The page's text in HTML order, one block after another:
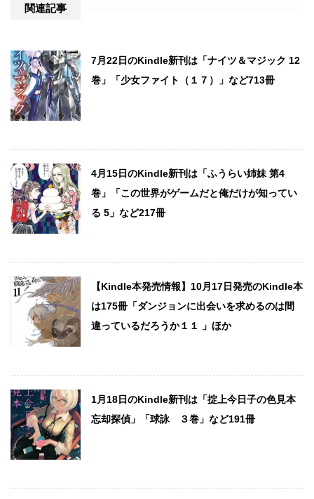
関連記事
7月22日のKindle新刊は「ナイツ＆マジック 12
巻」「少女ファイト（１７）」など713冊
4月15日のKindle新刊は「ふうらい姉妹 第4
巻」「この世界がゲームだと俺だけが知ってい
る 5」など217冊
【Kindle本発売情報】10月17日発売のKindle本
は175冊「ダンジョンに出会いを求めるのは間
違っているだろうか１１ 」ほか
1月18日のKindle新刊は「掟上今日子の色見本
忘却探偵」「球詠 ３巻」など191冊